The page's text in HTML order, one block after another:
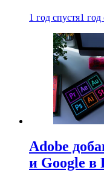
1 год спустя1 год
Adobe
и Google в